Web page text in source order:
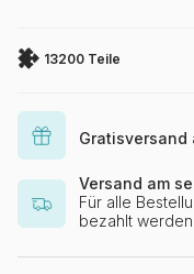
13200 Teile
Gratisversand
Versand am
Für alle
bezahlt werden